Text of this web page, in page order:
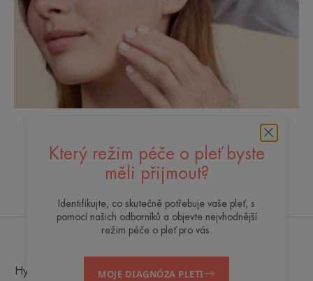
Který režim péče o pleť byste
měli přijmout?
Identifikujte, co skutečně potřebuje vaše pleť, s
pomocí našich odborníků a objevte nejvhodnější
režim péče o pleť pro vás.
MOJE DIAGNÓZA PLETI
Hydroterapeutické centrum
Špičkové inovace